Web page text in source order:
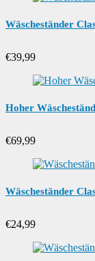
Wäscheständer
€39,99
Hoher
€69,99
Wäscheständer
€24,99